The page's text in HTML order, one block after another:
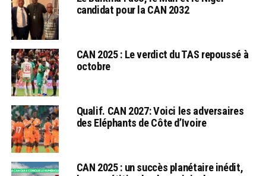
candidat pour la CAN 2032
CAN 2025 : Le verdict du TAS repoussé à
octobre
Qualif. CAN 2027: Voici les adversaires
des Eléphants de Côte d’Ivoire
CAN 2025 : un succès planétaire inédit,